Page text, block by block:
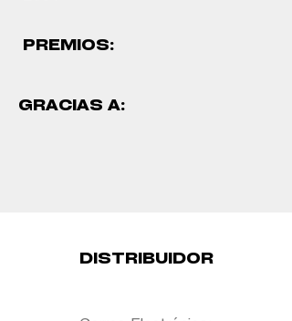
PREMIOS:
GRACIAS A:
DISTRIBUIDOR